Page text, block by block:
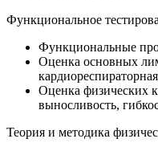
Функциональ­ное
Функциональ­ные
Оценка основных
Оценка физических
выносливость,
Теория и методика